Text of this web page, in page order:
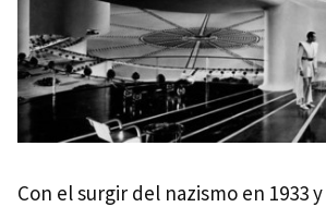
Con el surgir del nazismo en 1933